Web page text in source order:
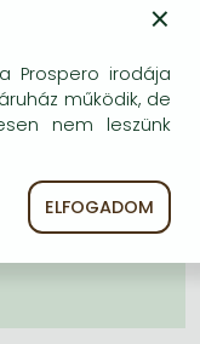
még
Ha nem talál
×
Prospero irodája
működik, de
nem leszünk
ELFOGADOM